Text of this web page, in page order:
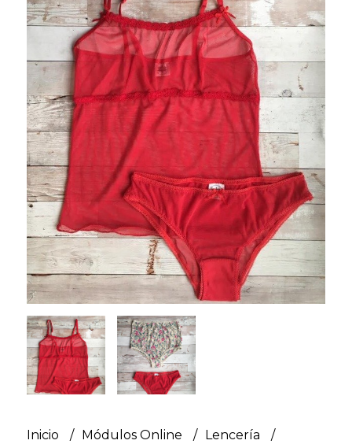
Inicio Módulos Online
Lencería